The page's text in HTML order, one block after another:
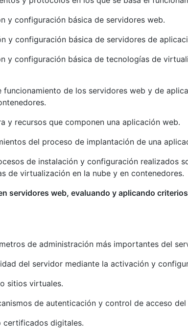
y configuración básica de servidores web.
y configuración básica de servidores de
y configuración básica de tecnologías de
de los servidores web y de
y recursos que componen una aplicación web.
del proceso de implantación de una
de instalación y configuración realizados
de virtualización en la nube y en contenedores.
servidores web, evaluando y aplicando
de administración más importantes del
del servidor mediante la activación y
sitios virtuales.
de autenticación y control de acceso del
digitales.